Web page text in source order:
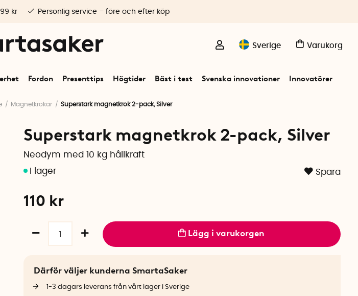
Sverige Varukorg
Fordon Presenttips Högtider Bäst i test Svenska innovationer Innovatörer
kr Personlig service – före och efter köp
Magnetkrokar Superstark magnetkrok 2-pack, Silver
Superstark magnetkrok 2-pack, Silver
Neodym med 10 kg hållkraft
Spara
110 kr
Lägg i varukorgen
Därför väljer kunderna SmartaSaker
1-3 dagars leverans från vårt lager i Sverige